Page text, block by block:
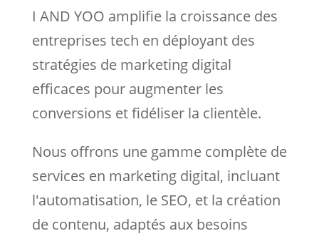
I AND YOO amplifie la croissance des
entreprises tech en déployant des
stratégies de marketing digital
efficaces pour augmenter les
conversions et fidéliser la clientèle.
Nous offrons une gamme complète de
services en marketing digital, incluant
l'automatisation, le SEO, et la création
de contenu, adaptés aux besoins